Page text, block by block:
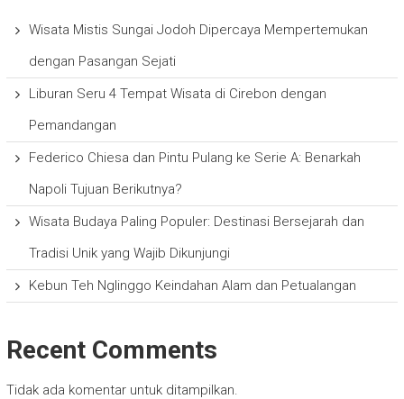
Wisata Mistis Sungai Jodoh Dipercaya Mempertemukan
dengan Pasangan Sejati
Liburan Seru 4 Tempat Wisata di Cirebon dengan
Pemandangan
Federico Chiesa dan Pintu Pulang ke Serie A: Benarkah
Napoli Tujuan Berikutnya?
Wisata Budaya Paling Populer: Destinasi Bersejarah dan
Tradisi Unik yang Wajib Dikunjungi
Kebun Teh Nglinggo Keindahan Alam dan Petualangan
Recent Comments
Tidak ada komentar untuk ditampilkan.